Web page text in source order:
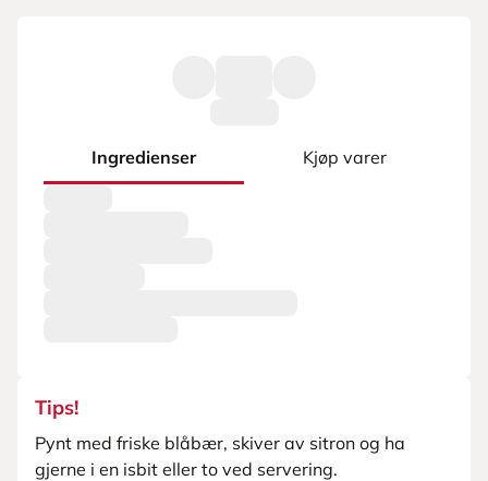
Ingredienser Kjøp varer
Tips!
Pynt med friske blåbær, skiver av sitron og ha
gjerne i en isbit eller to ved servering.